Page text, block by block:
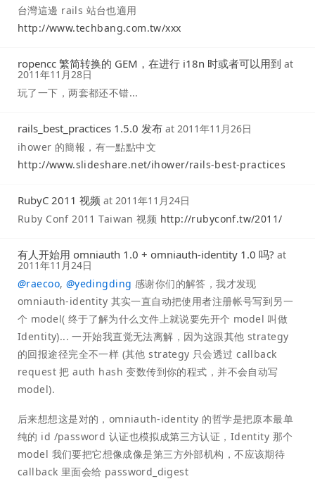
台灣這邊 rails 站台也適用
http://www.techbang.com.tw/xxx
ropencc 繁简转换的 GEM，在进行 i18n 时或者可以用到 at
2011年11月28日
玩了一下，两套都还不错...
rails_best_practices 1.5.0 发布 at 2011年11月26日
ihower 的簡報，有一點點中文
http://www.slideshare.net/ihower/rails-best-practices
RubyC 2011 视频 at 2011年11月24日
Ruby Conf 2011 Taiwan 视频 http://rubyconf.tw/2011/
有人开始用 omniauth 1.0 + omniauth-identity 1.0 吗? at
2011年11月24日
@raecoo, @yedingding 感谢你们的解答，我才发现
omniauth-identity 其实一直自动把使用者注册帐号写到另一
个 model( 终于了解为什么文件上就说要先开个 model 叫做
Identity)... 一开始我直觉无法离解，因为这跟其他 strategy
的回报途径完全不一样 (其他 strategy 只会透过 callback
request 把 auth hash 变数传到你的程式，并不会自动写
model).
后来想想这是对的，omniauth-identity 的哲学是把原本最单
纯的 id /password 认证也模拟成第三方认证，Identity 那个
model 我们要把它想像成像是第三方外部机构，不应该期待
callback 里面会给 password_digest